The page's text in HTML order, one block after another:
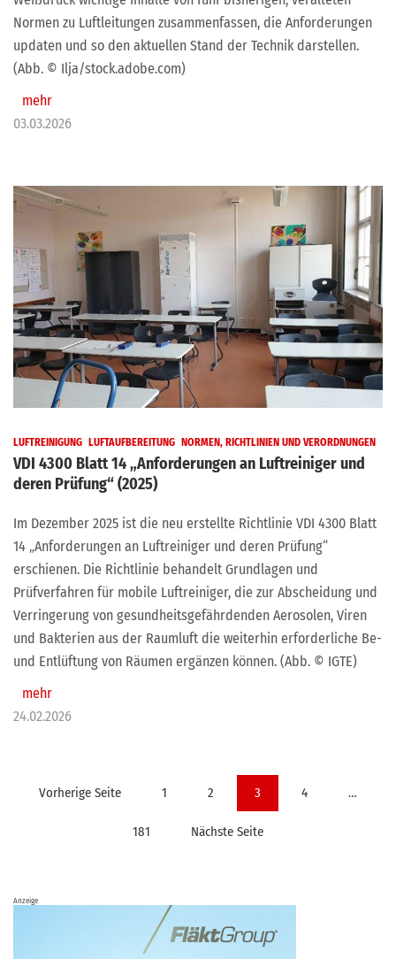
Normen zu Luftleitungen zusammenfassen, die Anforderungen
updaten und so den aktuellen Stand der Technik darstellen.
(Abb. © Ilja/stock.adobe.com)
mehr
03.03.2026
LUFTREINIGUNG LUFTAUFBEREITUNG NORMEN, RICHTLINIEN UND VERORDNUNGEN
VDI 4300 Blatt 14 „Anforderungen an Luftreiniger und
deren Prüfung“ (2025)
Im Dezember 2025 ist die neu erstellte Richtlinie VDI 4300 Blatt
14 „Anforderungen an Luftreiniger und deren Prüfung“
erschienen. Die Richtlinie behandelt Grundlagen und
Prüfverfahren für mobile Luftreiniger, die zur Abscheidung und
Verringerung von gesundheitsgefährdenden Aerosolen, Viren
und Bakterien aus der Raumluft die weiterhin erforderliche Be-
und Entlüftung von Räumen ergänzen können. (Abb. © IGTE)
mehr
24.02.2026
Seitennummerierung
Vorherige Seite 1 2 3 4 …
181 Nächste Seite
Anzeige